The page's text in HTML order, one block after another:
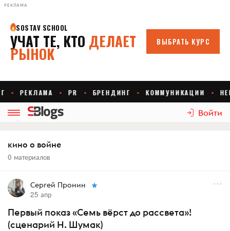
РЕКЛАМА
Войти
кино о войне
0 материалов
Сергей Пронин
25 апр
Первый показ «Семь вёрст до рассвета»!
(сценарий Н. Шумак)